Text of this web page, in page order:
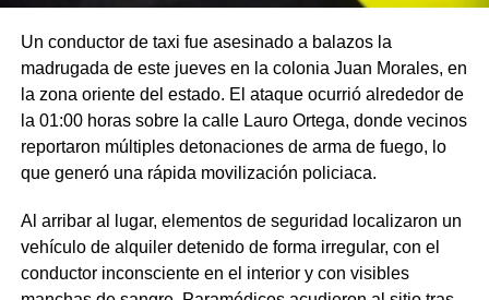
Un conductor de taxi fue asesinado a balazos la
madrugada de este jueves en la colonia Juan Morales, en
la zona oriente del estado. El ataque ocurrió alrededor de
la 01:00 horas sobre la calle Lauro Ortega, donde vecinos
reportaron múltiples detonaciones de arma de fuego, lo
que generó una rápida movilización policiaca.
Al arribar al lugar, elementos de seguridad localizaron un
vehículo de alquiler detenido de forma irregular, con el
conductor inconsciente en el interior y con visibles